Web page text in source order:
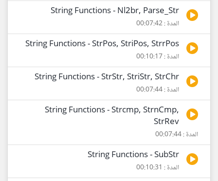
String Functions - Nl2br, Parse_Str
المدة : 00:07:42
String Functions - StrPos, StriPos, StrrPos
المدة : 00:10:17
String Functions - StrStr, StriStr, StrChr
المدة : 00:07:44
String Functions - Strcmp, StrnCmp,
StrRev
المدة : 00:07:44
String Functions - SubStr
المدة : 00:10:31